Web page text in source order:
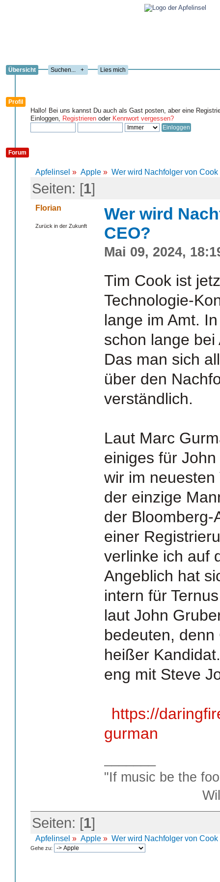
Übersicht + Lies mich
Profil
Hallo! Bei uns kannst Du auch als Gast posten, aber eine
Einloggen, Registrieren oder Kennwort vergessen?
Forum
Apfelinsel » Apple » Wer wird Nachfolger von
Seiten: [1]
Florian
Zurück in der Zukunft
Wer wird
CEO?
Mai 09, 2024,
Tim Cook ist
Technologie-
lange im Amt.
schon lange bei
Das man sich
über den
verständlich.
Laut Marc
einiges für
wir im
der einzige
der Bloomberg-
einer
verlinke ich auf
Angeblich hat
intern für
laut John
bedeuten,
heißer
eng mit Steve
https://
gurman
"If music be the
William
Seiten: [1]
Apfelinsel » Apple » Wer wird Nachfolger von
Gehe zu: